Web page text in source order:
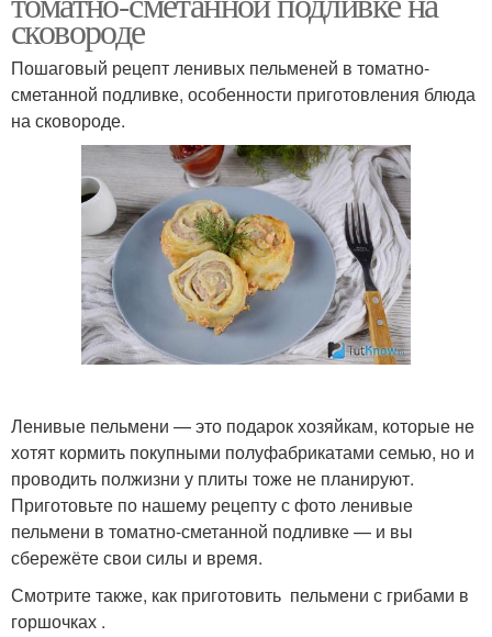
сковороде
Пошаговый рецепт ленивых пельменей в томатно-
сметанной подливке, особенности приготовления блюда
на сковороде.
Ленивые пельмени — это подарок хозяйкам, которые не
хотят кормить покупными полуфабрикатами семью, но и
проводить полжизни у плиты тоже не планируют.
Приготовьте по нашему рецепту с фото ленивые
пельмени в томатно-сметанной подливке — и вы
сбережёте свои силы и время.
Смотрите также, как приготовить пельмени с грибами в
горшочках .